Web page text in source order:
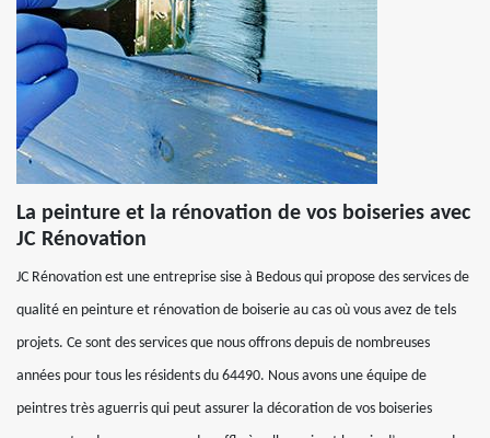
La peinture et la rénovation de vos boiseries avec
JC Rénovation
JC Rénovation est une entreprise sise à Bedous qui propose des services de
qualité en peinture et rénovation de boiserie au cas où vous avez de tels
projets. Ce sont des services que nous offrons depuis de nombreuses
années pour tous les résidents du 64490. Nous avons une équipe de
peintres très aguerris qui peut assurer la décoration de vos boiseries